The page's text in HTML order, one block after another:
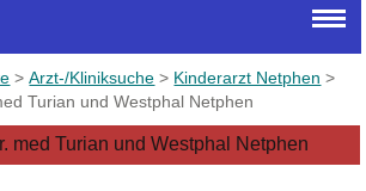
>Arzt-/Kliniksuche > Kinderarzt Netphen >
Turian und Westphal Netphen
med Turian und Westphal Netphen